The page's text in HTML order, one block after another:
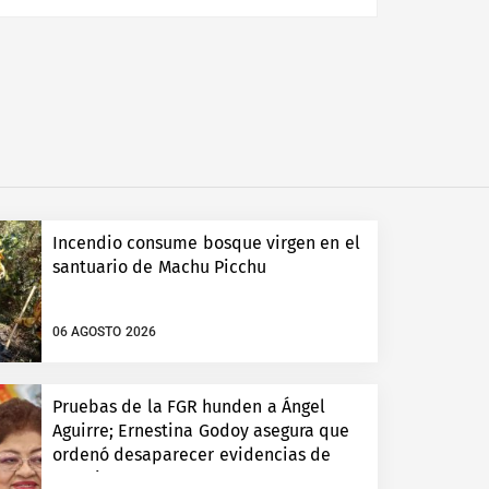
Incendio consume bosque virgen en el
santuario de Machu Picchu
06 AGOSTO 2026
Pruebas de la FGR hunden a Ángel
Aguirre; Ernestina Godoy asegura que
ordenó desaparecer evidencias de
Ayotzinapa